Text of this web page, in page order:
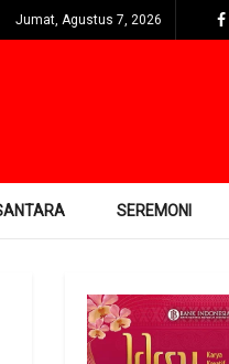
Jumat, Agustus 7, 2026
SEREMONI